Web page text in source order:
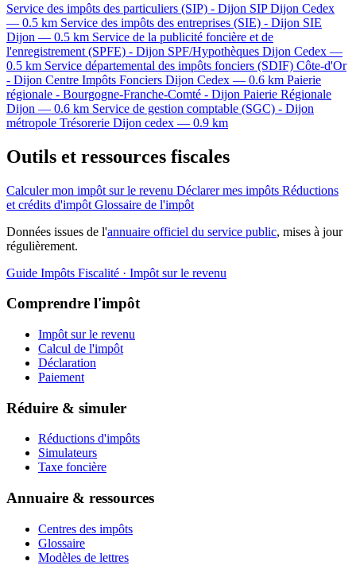
Service des impôts des particuliers (SIP) - Dijon SIP Dijon Cedex
— 0.5 km Service des impôts des entreprises (SIE) - Dijon SIE
Dijon — 0.5 km Service de la publicité foncière et de
l'enregistrement (SPFE) - Dijon SPF/Hypothèques Dijon Cedex —
0.5 km Service départemental des impôts fonciers (SDIF) Côte-d'Or
- Dijon Centre Impôts Fonciers Dijon Cedex — 0.6 km Paierie
régionale - Bourgogne-Franche-Comté - Dijon Paierie Régionale
Dijon — 0.6 km Service de gestion comptable (SGC) - Dijon
métropole Trésorerie Dijon cedex — 0.9 km
Outils et ressources fiscales
Calculer mon impôt sur le revenu Déclarer mes impôts Réductions
et crédits d'impôt Glossaire de l'impôt
Données issues de l'annuaire officiel du service public, mises à jour
régulièrement.
Guide Impôts Fiscalité · Impôt sur le revenu
Comprendre l'impôt
Impôt sur le revenu
Calcul de l'impôt
Déclaration
Paiement
Réduire & simuler
Réductions d'impôts
Simulateurs
Taxe foncière
Annuaire & ressources
Centres des impôts
Glossaire
Modèles de lettres